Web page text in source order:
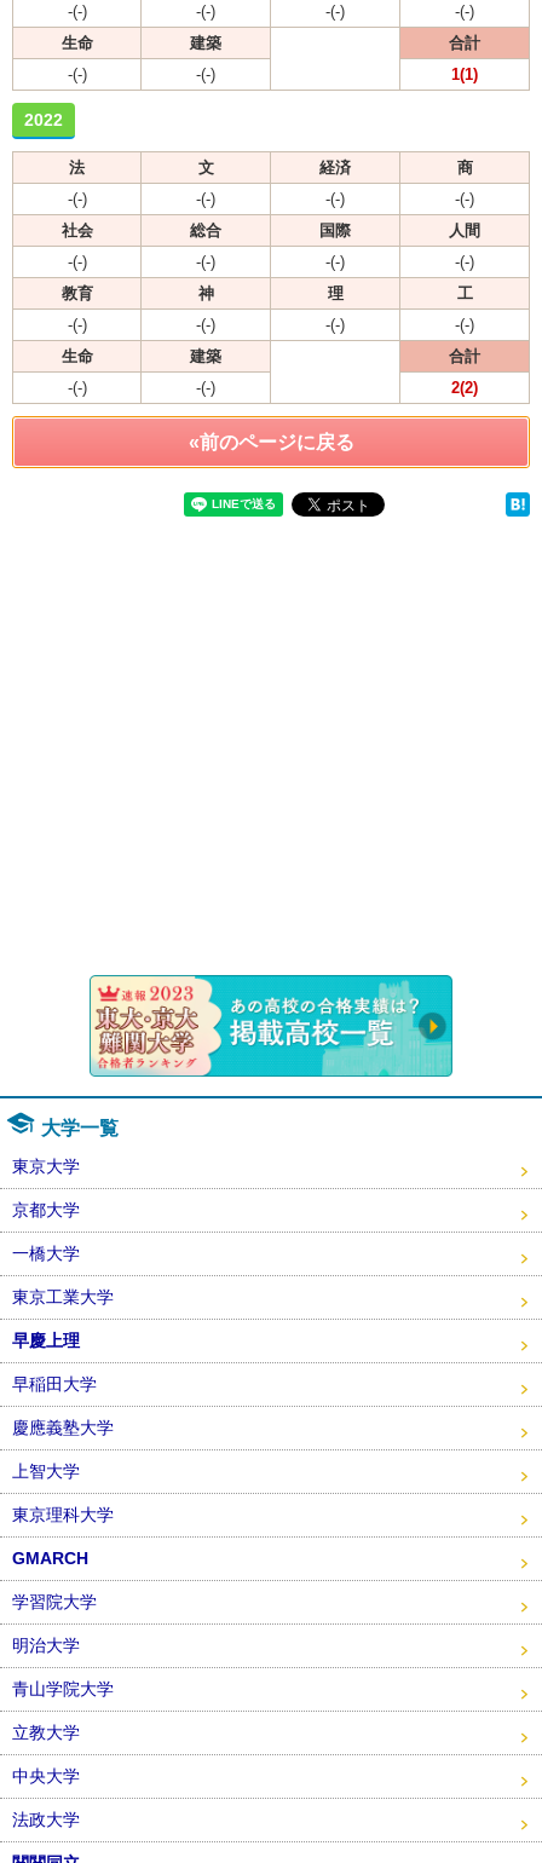
-(-)
-(-) -(-)
-(-)
生命
建築
合計
-(-)
-(-) 1(1)
2022
法 文 経済
商
-(-)
-(-) -(-)
-(-)
社会
総合 国際
人間
-(-)
-(-) -(-)
-(-)
教育
神 理
工
-(-)
-(-) -(-)
-(-)
生命
建築
合計
-(-)
-(-) 2(2)
«前のページに戻る
大学一覧
東京大学
京都大学
一橋大学
東京工業大学
早慶上理
早稲田大学
慶應義塾大学
上智大学
東京理科大学
GMARCH
学習院大学
明治大学
青山学院大学
立教大学
中央大学
法政大学